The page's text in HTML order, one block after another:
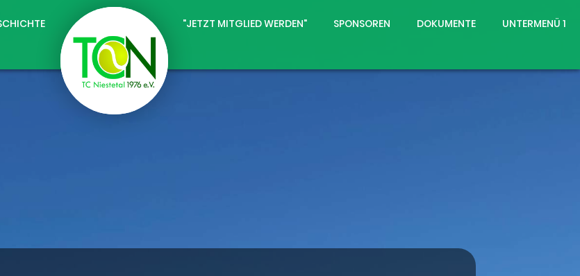
"JETZT MITGLIED WERDEN" SPONSOREN DOKUMENTE UNTERMENÜ 1